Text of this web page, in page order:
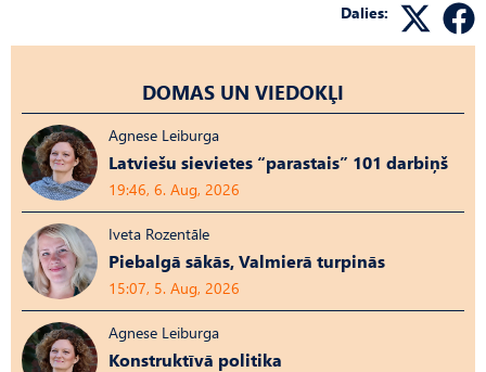
Dalies:
DOMAS UN VIEDOKĻI
Agnese Leiburga
Latviešu sievietes “parastais” 101 darbiņš
19:46, 6. Aug, 2026
Iveta Rozentāle
Piebalgā sākās, Valmierā turpinās
15:07, 5. Aug, 2026
Agnese Leiburga
Konstruktīvā politika